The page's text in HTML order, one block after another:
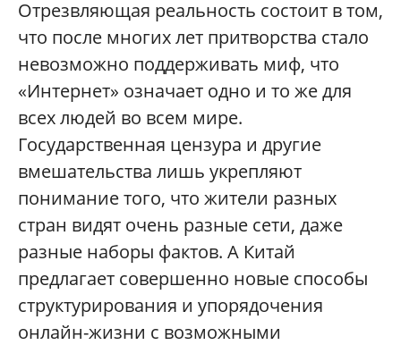
Отрезвляющая реальность состоит в том,
что после многих лет притворства стало
невозможно поддерживать миф, что
«Интернет» означает одно и то же для
всех людей во всем мире.
Государственная цензура и другие
вмешательства лишь укрепляют
понимание того, что жители разных
стран видят очень разные сети, даже
разные наборы фактов. А Китай
предлагает совершенно новые способы
структурирования и упорядочения
онлайн-жизни с возможными